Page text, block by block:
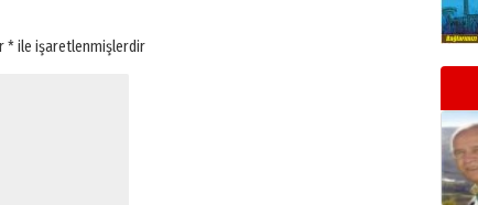
*ile işaretlenmişlerdir